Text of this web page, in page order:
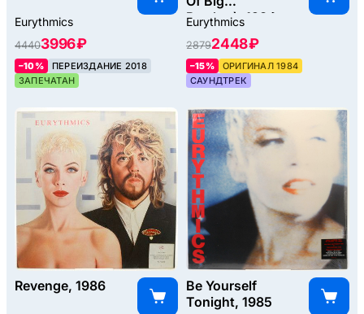
Eurythmics
44403996 ₽
–10%
ПЕРЕИЗДАНИЕ 2018
ЗАПЕЧАТАН
Brother), 1984
Eurythmics
28792448 ₽
–15%
ОРИГИНАЛ 1984
САУНДТРЕК
Revenge, 1986
Be Yourself
Tonight, 1985